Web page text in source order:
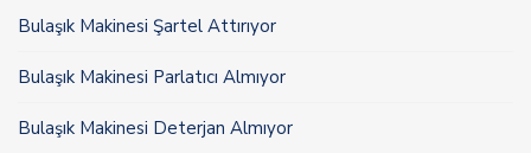
Bulaşık Makinesi Şartel Attırıyor
Bulaşık Makinesi Parlatıcı Almıyor
Bulaşık Makinesi Deterjan Almıyor